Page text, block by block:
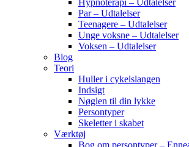
Hypnoterapi – Udtalelser
Par – Udtalelser
Teenagere – Udtalelser
Unge voksne – Udtalelser
Voksen – Udtalelser
Blog
Teori
Huller i cykelslangen
Indsigt
Nøglen til din lykke
Persontyper
Skeletter i skabet
Værktøj
Bog om persontyper –